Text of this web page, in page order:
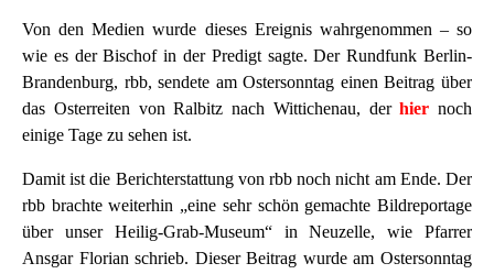
Von den Medien wurde dieses Ereignis wahrgenommen – so
wie es der Bischof in der Predigt sagte. Der Rundfunk Berlin-
Brandenburg, rbb, sendete am Ostersonntag einen Beitrag über
das Osterreiten von Ralbitz nach Wittichenau, derhier noch
einige Tage zu sehen ist.
Damit ist die Berichterstattung von rbb noch nicht am Ende. Der
rbb brachte weiterhin „eine sehr schön gemachte Bildreportage
über unser Heilig-Grab-Museum“ in Neuzelle, wie Pfarrer
Ansgar Florian schrieb. Dieser Beitrag wurde am Ostersonntag